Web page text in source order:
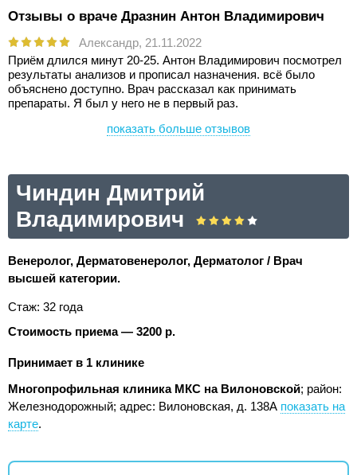
Отзывы о враче Дразнин Антон Владимирович
Александр, 21.11.2022
Приём длился минут 20-25. Антон Владимирович посмотрел
результаты анализов и прописал назначения. всё было
объяснено доступно. Врач рассказал как принимать
препараты. Я был у него не в первый раз.
показать больше отзывов
Чиндин Дмитрий
Владимирович
Венеролог, Дерматовенеролог, Дерматолог / Врач
высшей категории.
Стаж: 32 года
Стоимость приема — 3200 р.
Принимает в 1 клинике
Многопрофильная клиника МКС на Вилоновской; район:
Железнодорожный; адрес: Вилоновская, д. 138А показать на
карте.